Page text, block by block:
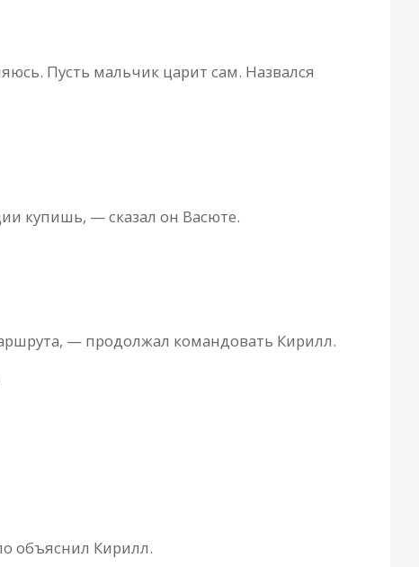
Пусть мальчик царит сам. Назвался
купишь, — сказал он Васюте.
— продолжал командовать Кирилл.
объяснил Кирилл.